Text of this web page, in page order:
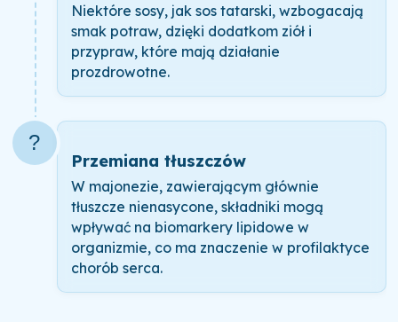
Niektóre sosy, jak sos tatarski, wzbogacają
smak potraw, dzięki dodatkom ziół i
przypraw, które mają działanie
prozdrowotne.
?
Przemiana tłuszczów
W majonezie, zawierającym głównie
tłuszcze nienasycone, składniki mogą
wpływać na biomarkery lipidowe w
organizmie, co ma znaczenie w profilaktyce
chorób serca.